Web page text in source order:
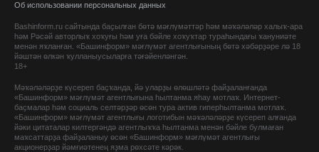
Об использовании персональных данных
Bashinform.ru сайтында баҫылған бөтә мәғлүмәттәр һәм мәҡәләләр халыҡ-ара
һәм Рәсәй авторлыҡ хоҡуғы һәм уға бәйле хоҡуҡтар тураһындағы ҡануниәте
менән яҡланған. «Башинформ» мәғлүмәт агентлығының бөтә хәбәрҙәре лә 18
йәштән өлкән ҡулланыусыларға тәғәйенләнгән.
18+
Мәҡәләләрҙе күсереп баҫҡанда, йә уларҙы өлөшләтә файҙаланғанда
«Башинформ» мәғлүмәт агентлығына һылтанма яһау мотлаҡ. Интернет-
баҫмалар һәм социаль селтәрҙәр өсөн тура актив гиперһылтанма мотлаҡ.
«Башинформ» мәғлүмәт агентлығы логотибын мәҡәләләрҙе күсереп алғанда
йәки цитаталар килтергәндә агентлыҡҡа һылтанма менән бәйле булмаған
маҡсаттарҙа файҙаланыу өсөн «Башинформ» мәғлүмәт агентлығы
акционерҙар йәмғиәтенең яҙма рөхсәте кәрәк.